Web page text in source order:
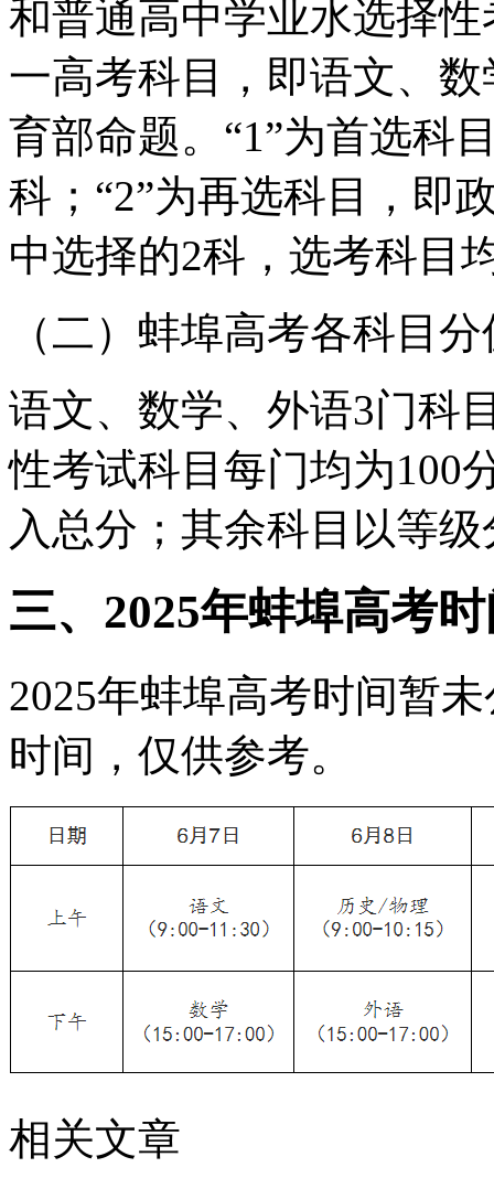
和普通高中学业水选择
一高考科目，即语文、
育部命题。“1”为首选科
科；“2”为再选科目，即
中选择的2科，选考科目
（二）蚌埠高考各科目分
语文、数学、外语3门科
性考试科目每门均为100
入总分；其余科目以等
三、2025年蚌埠高考
2025年蚌埠高考时间暂
时间，仅供参考。
相关文章